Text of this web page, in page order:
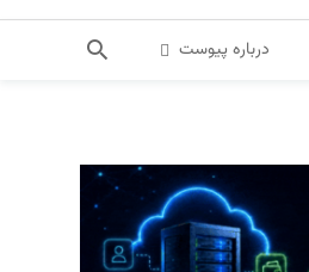
درباره پیوست